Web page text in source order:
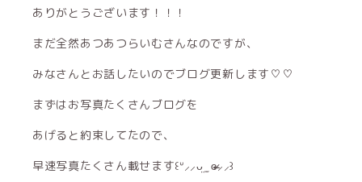
ありがとうございます！！！
まだ全然あつあつらいむさんなのですが、
みなさんとお話したいのでブログ更新します♡♡
まずはお写真たくさんブログを
あげると約束してたので、
早速写真たくさん載せます꒰ᐡ⸝⸝ᴗ̤ ̫ ɞ̴̶̷⸝⸝꒱